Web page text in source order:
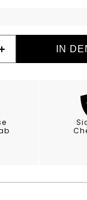
Erhöhe
die
Weiß
IN